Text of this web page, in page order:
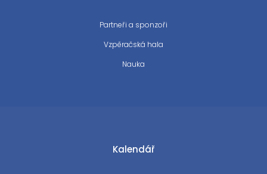
Partneři a sponzoři
Vzpěračská hala
Nauka
Kalendář